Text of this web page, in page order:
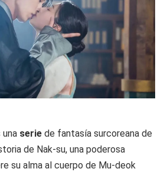
una serie de fantasía surcoreana de
de Nak-su, una poderosa
su alma al cuerpo de Mu-deok